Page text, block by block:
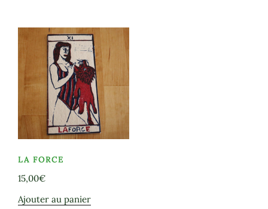
LA FORCE
15,00€
Ajouter au panier